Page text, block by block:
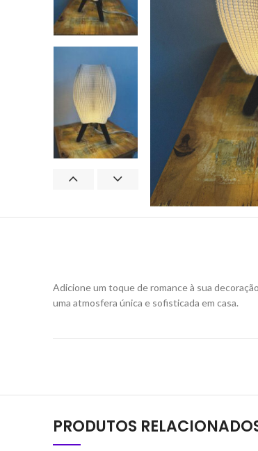
Adicione um toque de romance à sua
uma atmosfera única e sofisticada em casa.
PRODUTOS